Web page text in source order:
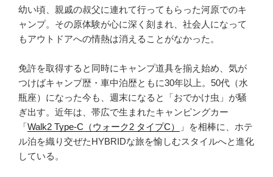
舞
茸
も
い！”
の
幼い頃、親戚の叔父に連れて行ってもらった河原でのキ
ャンプ。その原体験が心に深く刻まれ、社会人になって
もアウトドアへの情熱は消えることがなかった。
免許を取得すると同時にキャンプ道具を揃え始め、気が
つけばキャンプ歴・車中泊歴ともに30年以上。50代（水
瓶座）になった今も、週末になると「おでかけ虫」が騒
ぎ出す。近年は、帯広で生まれたキャンピングカー
「Walk2 Type‑C（ウォーク2 タイプC）
」を相棒に、ホテ
ル泊を織り交ぜたHYBRIDな旅を愉しむスタイルへと進化
している。